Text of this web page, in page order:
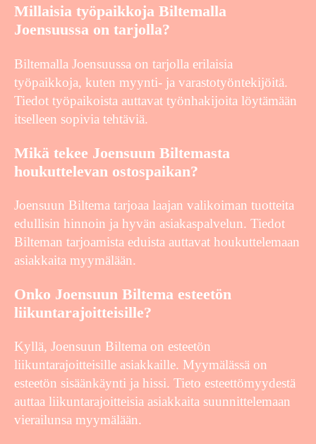
Millaisia työpaikkoja Biltemalla
Joensuussa on tarjolla?
Biltemalla Joensuussa on tarjolla erilaisia
työpaikkoja, kuten myynti- ja varastotyöntekijöitä.
Tiedot työpaikoista auttavat työnhakijoita löytämään
itselleen sopivia tehtäviä.
Mikä tekee Joensuun Biltemasta
houkuttelevan ostospaikan?
Joensuun Biltema tarjoaa laajan valikoiman tuotteita
edullisin hinnoin ja hyvän asiakaspalvelun. Tiedot
Bilteman tarjoamista eduista auttavat houkuttelemaan
asiakkaita myymälään.
Onko Joensuun Biltema esteetön
liikuntarajoitteisille?
Kyllä, Joensuun Biltema on esteetön
liikuntarajoitteisille asiakkaille. Myymälässä on
esteetön sisäänkäynti ja hissi. Tieto esteettömyydestä
auttaa liikuntarajoitteisia asiakkaita suunnittelemaan
vierailunsa myymälään.